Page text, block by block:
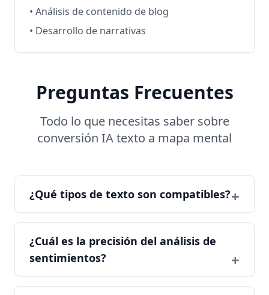
• Análisis de contenido de blog
• Desarrollo de narrativas
Preguntas Frecuentes
Todo lo que necesitas saber sobre
conversión IA texto a mapa mental
¿Qué tipos de texto son compatibles?
¿Cuál es la precisión del análisis de
sentimientos?